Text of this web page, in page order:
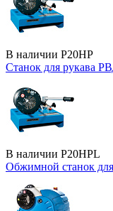
В наличии P20HP
Станок для рукава
В наличии P20HPL
Обжимной станок